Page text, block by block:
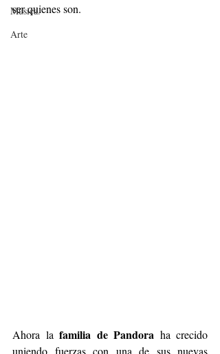
Música.
Arte
ser quienes son.
Ahora la familia de Pandora ha crecido
uniendo fuerzas con una de sus nuevas